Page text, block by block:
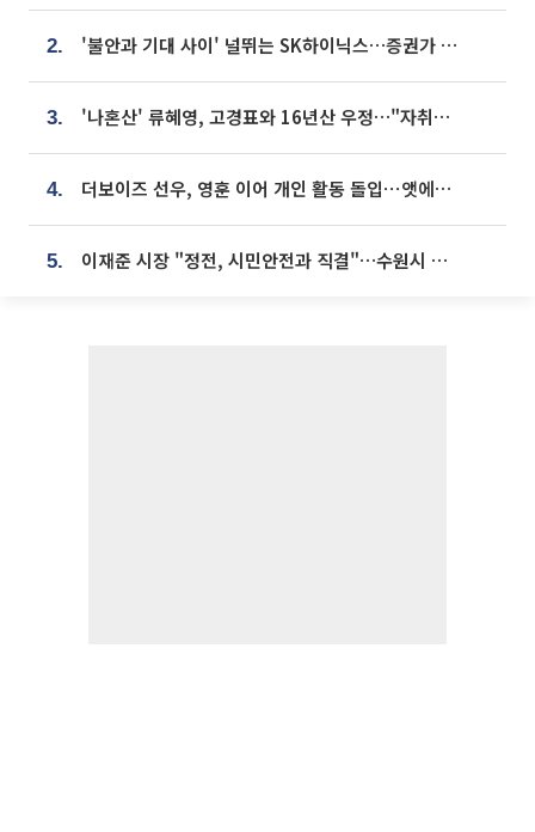
2. '불안과 기대 사이' 널뛰는 SK하이닉스…증권가 "HBM4·LTA 기반 펀터멘털 견고"
3. '나혼산' 류혜영, 고경표와 16년산 우정…"자취방서 부모님과 마주쳐"
4. 더보이즈 선우, 영훈 이어 개인 활동 돌입⋯앳에어리어와 전속계약
5. 이재준 시장 "정전, 시민안전과 직결"…수원시 비상대응체계 가동